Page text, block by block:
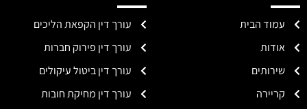
עמוד הבית
אודות
שירותים
קריירה
עורך דין הקפאת הליכים
עורך דין פירוק חברות
עורך דין ביטול עיקולים
עורך דין מחיקת חובות